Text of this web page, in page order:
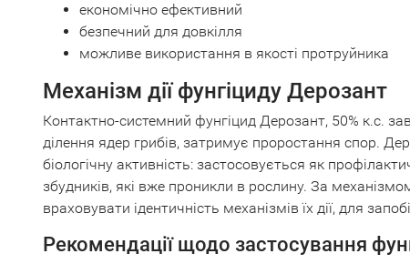
економічно ефективний
безпечний для довкілля
можливе використання в якості протруйника
Механізм дії фунгіциду Дерозант
Контактно-системний фунгіцид Дерозант, 50% к.с.
ділення ядер грибів, затримує проростання спор.
біологічну активність: застосовується як
збудників, які вже проникли в рослину. За
враховувати ідентичність механізмів їх дії, для
Рекомендації щодо застосування